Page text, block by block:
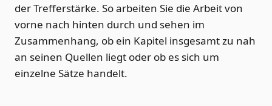
der Trefferstärke. So arbeiten Sie die Arbeit von
vorne nach hinten durch und sehen im
Zusammenhang, ob ein Kapitel insgesamt zu nah
an seinen Quellen liegt oder ob es sich um
einzelne Sätze handelt.